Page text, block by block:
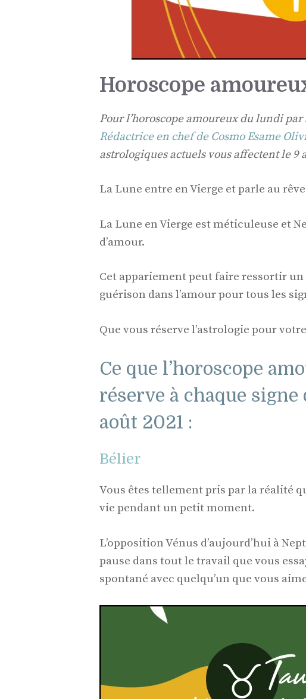
Horoscope
Pour l’horoscope amoureux du lundi
Rédactrice en chef de Cosmo Esame
astrologiques actuels vous affectent le 9
La Lune entre en Vierge et parle au
La Lune en Vierge est méticuleuse et
d’amour.
Cet appariement peut faire ressortir
guérison dans l’amour pour tous les
Que vous réserve l’astrologie pour
Ce que l’horoscope
réserve à chaque
août 2021 :
Bélier
Vous êtes tellement pris par la réalité
vie pendant un petit moment.
L’opposition Vénus d’aujourd’hui à
pause dans tout le travail que vous
spontané avec quelqu’un que vous